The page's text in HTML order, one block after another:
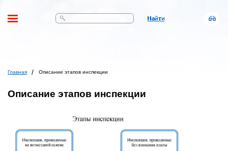
Поиск
Главная Описание этапов инспекции
Описание этапов инспекции